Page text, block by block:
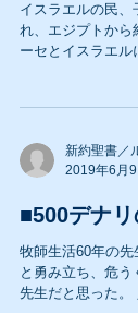
イスラエルの民、
れ、エジプトから
ーセとイスラエル
た。...
新約聖書／
2019年6月9
■500デナ
牧師生活60年の先
と勇み立ち、危う
先生だと思った。